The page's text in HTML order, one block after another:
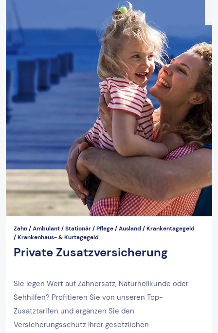
Zahn / Ambulant / Stationär / Pflege / Ausland / Krankentagegeld
/ Krankenhaus- & Kurtagegeld
Private Zusatzversicherung
Sie legen Wert auf Zahnersatz, Naturheilkunde oder
Sehhilfen? Profitieren Sie von unseren Top-
Zusatztarifen und ergänzen Sie den
Versicherungsschutz Ihrer gesetzlichen